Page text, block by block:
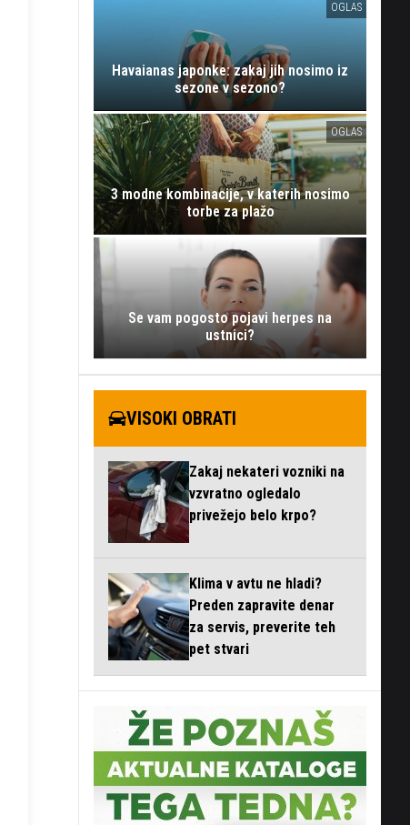
OGLAS
Havaianas japonke: zakaj jih nosimo iz
sezone v sezono?
OGLAS
3 modne kombinacije, v katerih nosimo
torbe za plažo
Se vam pogosto pojavi herpes na
ustnici?
VISOKI OBRATI
Zakaj nekateri vozniki na
vzvratno ogledalo
privežejo belo krpo?
Klima v avtu ne hladi?
Preden zapravite denar
za servis, preverite teh
pet stvari